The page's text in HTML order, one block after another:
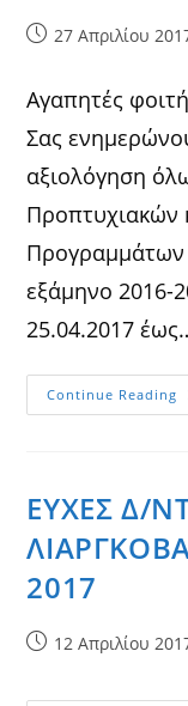
Post27 Απριλίου
Αγαπητές
Σας
αξιολόγηση
Προπτυχιακών
Προγραμμάτων
εξάμηνο 2016-
25.04.2017
Continue Reading
ΕΥΧΕΣ Δ/
2017
Post12 Απριλίου